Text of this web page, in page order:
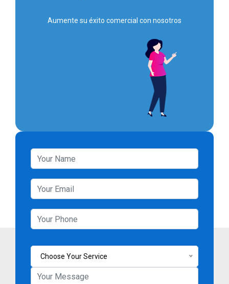
Aumente su éxito comercial con nosotros
Choose Your Service